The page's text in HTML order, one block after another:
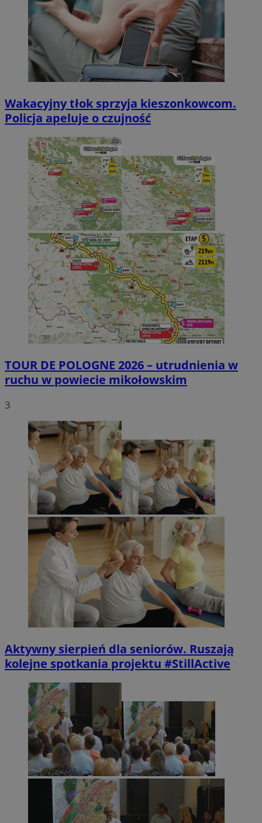
Wakacyjny tłok sprzyja kieszonkowcom.
Policja apeluje o czujność
TOUR DE POLOGNE 2026 – utrudnienia w
ruchu w powiecie mikołowskim
3
Aktywny sierpień dla seniorów. Ruszają
kolejne spotkania projektu #StillActive